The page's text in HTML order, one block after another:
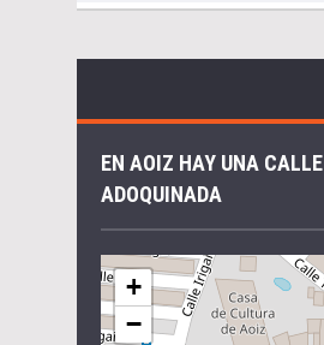
EN AOIZ HAY UNA CALLE
ADOQUINADA